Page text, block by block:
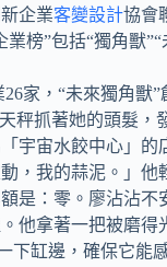
企業客變設計協會
榜”包括“獨角獸
家，“未來獨角
抓著她的頭髮
宙水餃中心」
我的蒜泥。」
是：零。廖沾沾
拿著一把被磨
下缸邊，確保它